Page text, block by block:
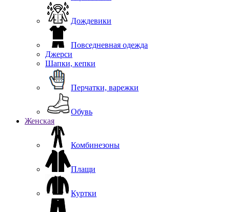
Дождевики
Повседневная одежда
Джерси
Шапки, кепки
Перчатки, варежки
Обувь
Женская
Комбинезоны
Плащи
Куртки